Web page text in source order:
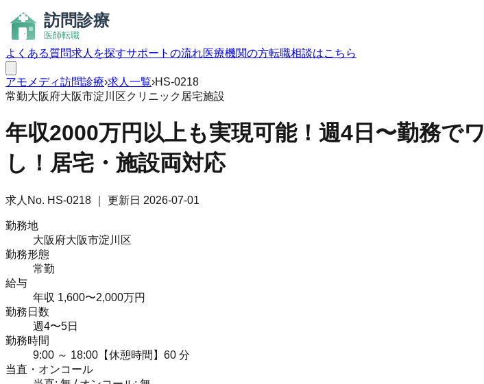
よくある質問求人を探すサポートの流れ医療機関の方転職相談はこちら
アモメディ訪問診療›求人一覧›HS-0218
常勤大阪府大阪市淀川区クリニック 居宅施設
年収2000万円以上も実現可能！週4日〜勤務で
し！居宅・施設両対応
求人No. HS-0218 ｜ 更新日 2026-07-01
勤務地
大阪府大阪市淀川区
勤務形態
常勤
給与
年収 1,600〜2,000万円
勤務日数
週4〜5日
勤務時間
9:00 ～ 18:00【休憩時間】60 分
当直・オンコール